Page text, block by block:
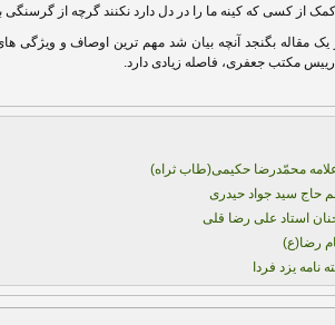
از کسی که کینه ما را در دل دارد نکنند گرچه از گرسنگی
مقاله بگنجد آنچه بیان شد مهم ترین اوصاف و ویژگی
مکتب جعفری، فاصله زیادی دارد.
محمّدرضا حکیمی(طاب ثراه)
حاج سید جواد حیدری
استاد علی رضا قلی
رضا(ع)
یزد فردا